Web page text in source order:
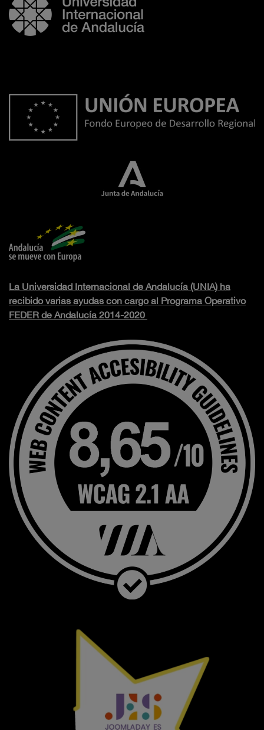
La Universidad Internacional de Andalucía (UNIA) ha
recibido varias ayudas con cargo al Programa Operativo
FEDER de Andalucía 2014-2020